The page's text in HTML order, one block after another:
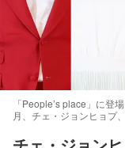
「People’s place」に登
月、チェ・ジョンヒョプ